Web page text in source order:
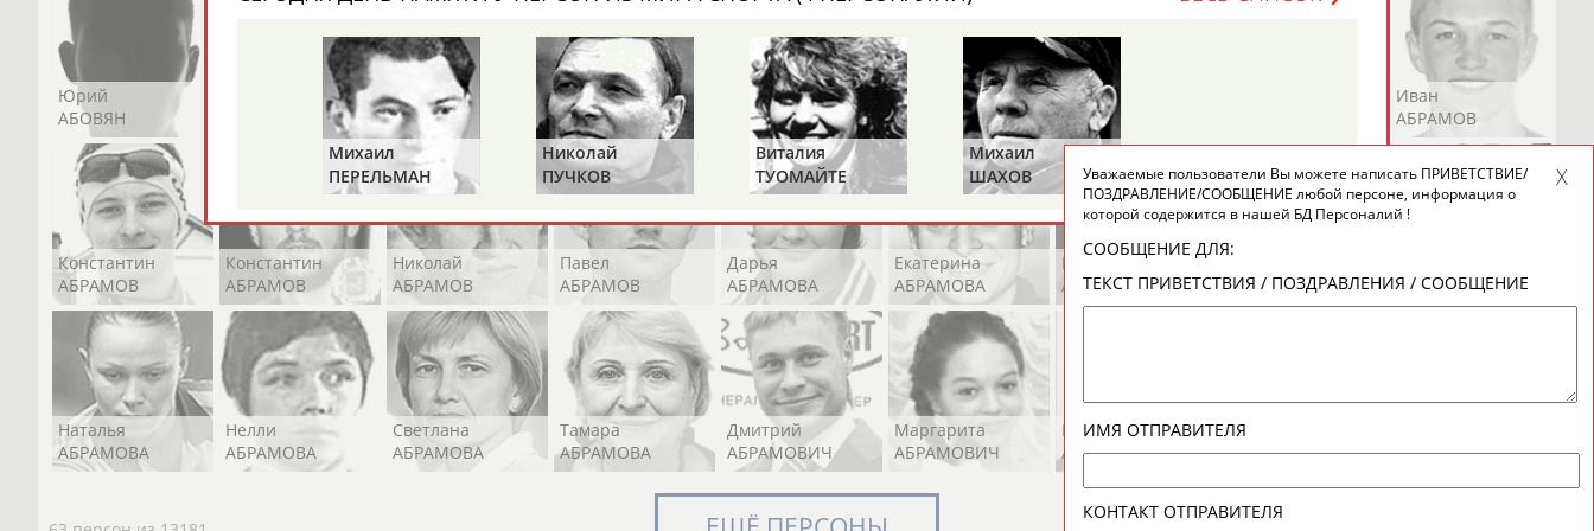
Юрий
АБОВЯН
Виктор
АБОИМОВ
Элизабет
АБРААМЯН
Захария
АБРАМАШВИЛИ
Александр
АБРАМОВ
Андрей
АБРАМОВ
Иван
АБРАМОВ
Константин
АБРАМОВ
Константин
АБРАМОВ
Николай
АБРАМОВ
Павел
АБРАМОВ
Дарья
АБРАМОВА
Екатерина
АБРАМОВА
Екатерина
АБРАМОВА
Ирина
АБРАМОВА
АБРАМОВА
Наталья
АБРАМОВА
Нелли
АБРАМОВА
Светлана
АБРАМОВА
Тамара
АБРАМОВА
Дмитрий
АБРАМОВИЧ
Маргарита
АБРАМОВИЧ
Иракли
АБРАМЯН
Осеп
АБРАМЯН
АБРАРОВ
Михаил
ПЕРЕЛЬМАН
(ПЕРЛЬМАН)
Николай
ПУЧКОВ
Виталия
ТУОМАЙТЕ
Михаил
ШАХОВ
Уважаемые пользователи Вы можете написать ПРИВЕТСТВИЕ/
ПОЗДРАВЛЕНИЕ/СООБЩЕНИЕ любой персоне, информация о
которой содержится в нашей БД Персоналий !
СООБЩЕНИЕ ДЛЯ:
ТЕКСТ ПРИВЕТСТВИЯ / ПОЗДРАВЛЕНИЯ / СООБЩЕНИЕ
ИМЯ ОТПРАВИТЕЛЯ
КОНТАКТ ОТПРАВИТЕЛЯ